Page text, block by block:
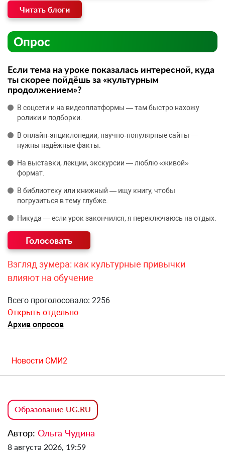
Читать блоги
Опрос
Если тема на уроке показалась интересной, куда
ты скорее пойдёшь за «культурным
продолжением»?
В соцсети и на видеоплатформы — там быстро нахожу
ролики и подборки.
В онлайн‑энциклопедии, научно‑популярные сайты —
нужны надёжные факты.
На выставки, лекции, экскурсии — люблю «живой»
формат.
В библиотеку или книжный — ищу книгу, чтобы
погрузиться в тему глубже.
Никуда — если урок закончился, я переключаюсь на отдых.
Взгляд зумера: как культурные привычки
влияют на обучение
Всего проголосовало: 2256
Открыть отдельно
Архив опросов
Новости СМИ2
Образование UG.RU
Автор: Ольга Чудина
8 августа 2026, 19:59